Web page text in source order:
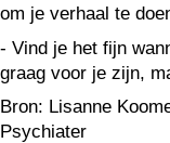
om je verhaal te
- Vind je het fijn
graag voor je zijn,
Bron: Lisanne
Psychiater